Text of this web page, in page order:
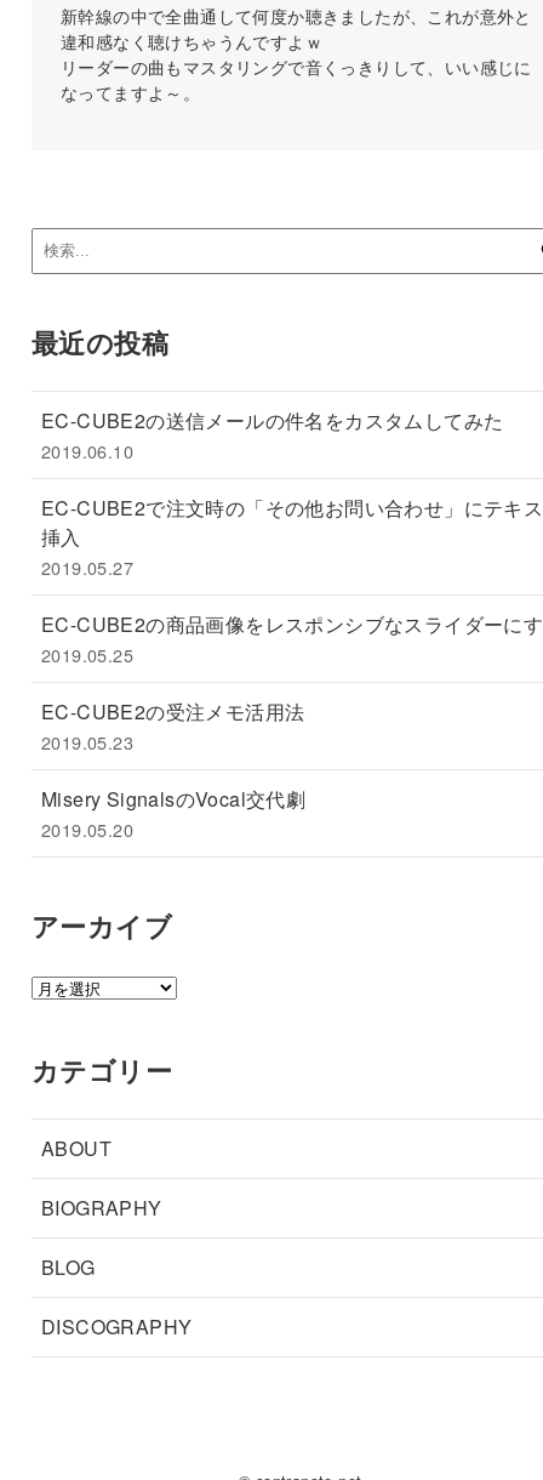
新幹線の中で全曲通して何度か聴きましたが、これが意外と
違和感なく聴けちゃうんですよｗ
リーダーの曲もマスタリングで音くっきりして、いい感じに
なってますよ～。
最近の投稿
EC-CUBE2の送信メールの件名をカスタムしてみた
2019.06.10
EC-CUBE2で注文時の「その他お問い合わせ」にテキ
挿入
2019.05.27
EC-CUBE2の商品画像をレスポンシブなスライダーに
2019.05.25
EC-CUBE2の受注メモ活用法
2019.05.23
Misery SignalsのVocal交代劇
2019.05.20
アーカイブ
ア
イ
カテゴリー
ABOUT
BIOGRAPHY
BLOG
DISCOGRAPHY